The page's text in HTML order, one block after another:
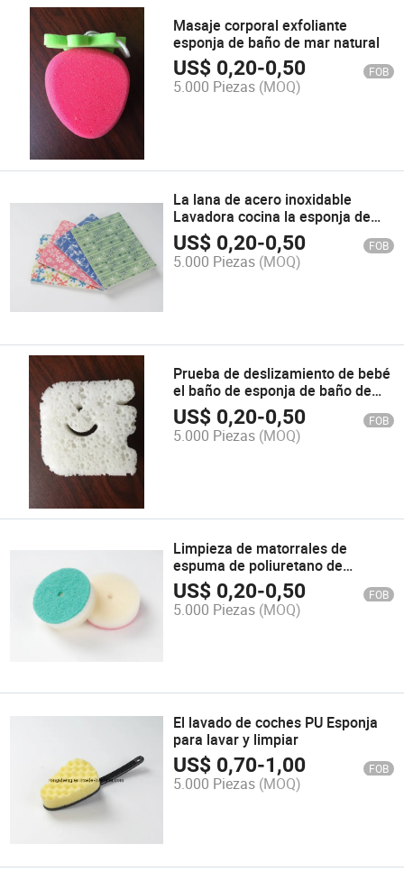
Masaje corporal exfoliante
esponja de baño de mar natural
US$ 0,20-0,50 FOB
5.000 Piezas (MOQ)
La lana de acero inoxidable
Lavadora cocina la esponja de
limpieza
US$ 0,20-0,50 FOB
5.000 Piezas (MOQ)
Prueba de deslizamiento de bebé
el baño de esponja de baño de
oso
US$ 0,20-0,50 FOB
5.000 Piezas (MOQ)
Limpieza de matorrales de
espuma de poliuretano de
esponja de cocina con estropajos
US$ 0,20-0,50 FOB
5.000 Piezas (MOQ)
El lavado de coches PU Esponja
para lavar y limpiar
US$ 0,70-1,00 FOB
5.000 Piezas (MOQ)